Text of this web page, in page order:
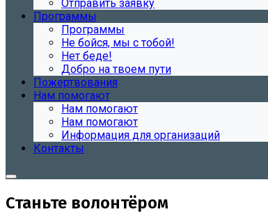
Отправить заявку
Программы
Программы
Не бойся, мы с тобой!
Нет беде!
Добро на твоем пути
Пожертвования
Нам помогают
Нам помогают
Нам помогают
Информация для организаций
Контакты
Станьте волонтёром